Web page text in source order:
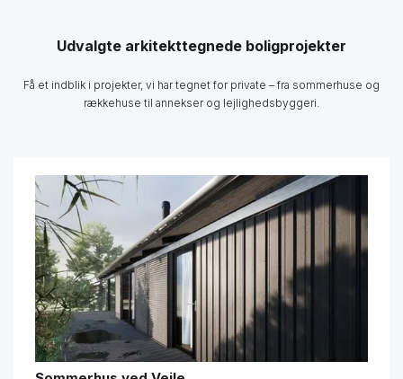
Udvalgte arkitekttegnede boligprojekter
Få et indblik i projekter, vi har tegnet for private – fra sommerhuse og
rækkehuse til annekser og lejlighedsbyggeri.